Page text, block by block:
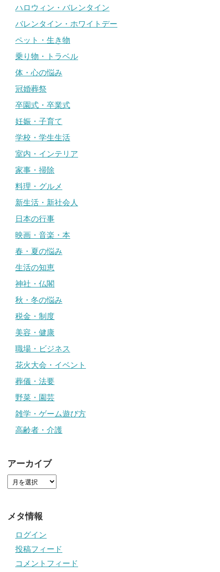
ハロウィン・バレンタイン
バレンタイン・ホワイトデー
ペット・生き物
乗り物・トラベル
体・心の悩み
冠婚葬祭
卒園式・卒業式
妊娠・子育て
学校・学生生活
室内・インテリア
家事・掃除
料理・グルメ
新生活・新社会人
日本の行事
映画・音楽・本
春・夏の悩み
生活の知恵
神社・仏閣
秋・冬の悩み
税金・制度
美容・健康
職場・ビジネス
花火大会・イベント
葬儀・法要
野菜・園芸
雑学・ゲーム遊び方
高齢者・介護
アーカイブ
メタ情報
ログイン
投稿フィード
コメントフィード